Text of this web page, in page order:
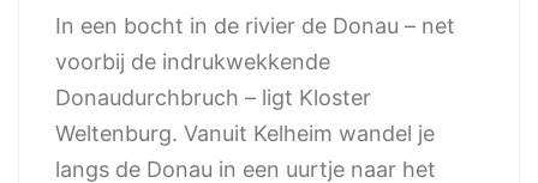
In een bocht in de rivier de Donau – net
voorbij de indrukwekkende
Donaudurchbruch – ligt Kloster
Weltenburg. Vanuit Kelheim wandel je
langs de Donau in een uurtje naar het